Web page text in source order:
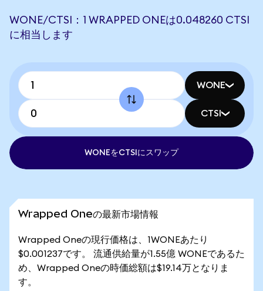
WONE/CTSI：1 WRAPPED ONEは0.048260 CTSI
に相当します
WONE
CTSI
WONEをCTSIにスワップ
Wrapped Oneの最新市場情報
Wrapped Oneの現行価格は、1WONEあたり
$0.001237です。 流通供給量が1.55億 WONEであるた
め、Wrapped Oneの時価総額は$19.14万となりま
す。